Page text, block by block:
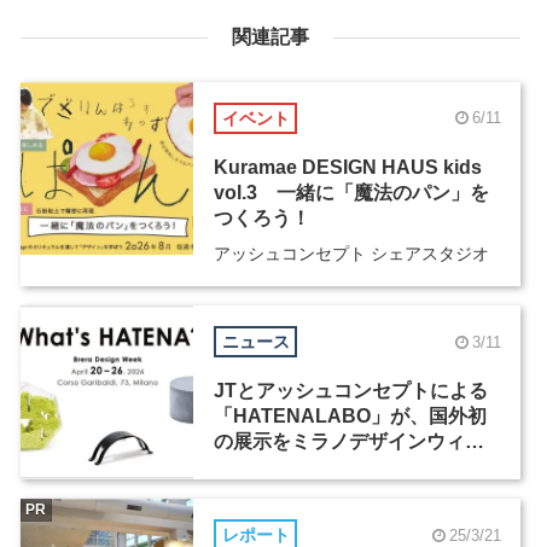
関連記事
イベント 6/11
Kuramae DESIGN HAUS kids
vol.3 一緒に「魔法のパン」を
つくろう！
アッシュコンセプト シェアスタジオ
ニュース 3/11
JTとアッシュコンセプトによる
「HATENALABO」が、国外初
の展示をミラノデザインウィー
レポート 25/3/21
PR